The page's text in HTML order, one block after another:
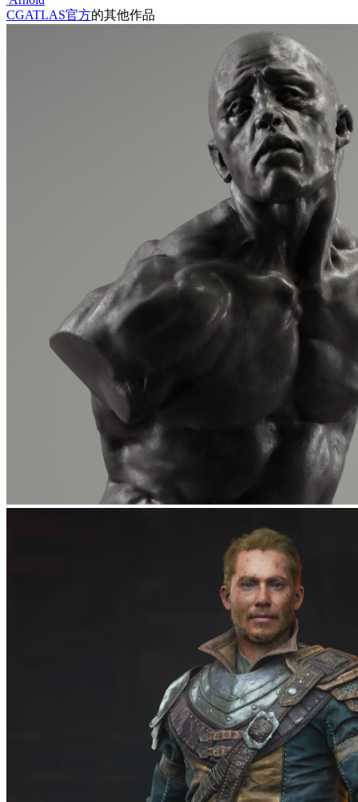
CGATLAS官方的其他作品